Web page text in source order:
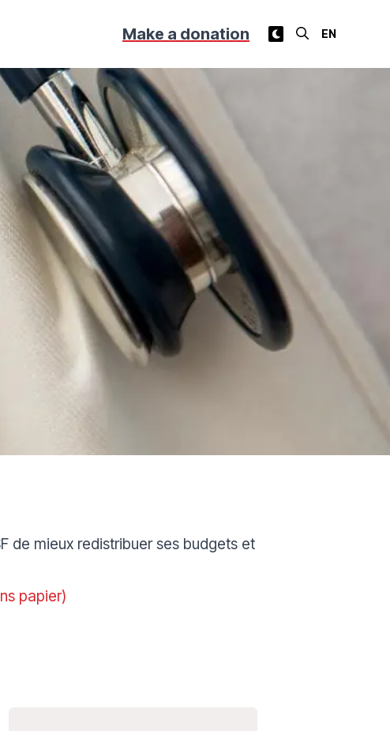
Make a donation
de mieux redistribuer ses budgets et
papier)